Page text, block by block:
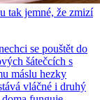
tak jemné, že zmizí
se pouštět do
šátečcích s
máslu hezky
vláčné i druhý